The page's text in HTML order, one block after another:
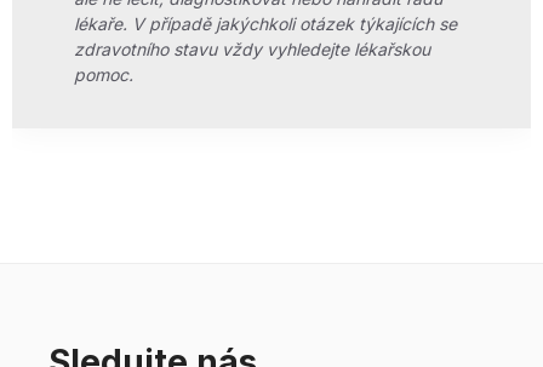
lékaře. V případě jakýchkoli otázek týkajících se
zdravotního stavu vždy vyhledejte lékařskou
pomoc.